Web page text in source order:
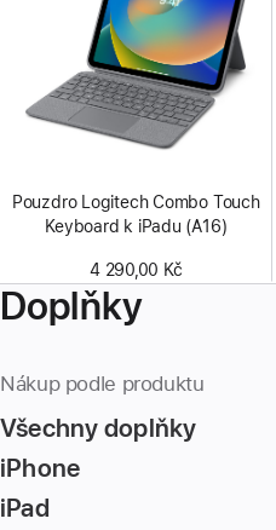
Pouzdro Logitech Combo Touch
Keyboard k iPadu (A16)
4 290,00 Kč
Doplňky
Nákup podle produktu
Všechny doplňky
iPhone
iPad